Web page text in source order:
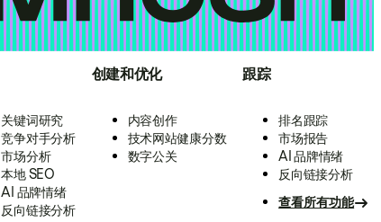
关键词研究
竞争对手分析
市场分析
本地 SEO
AI 品牌情绪
反向链接分析
创建和优化
内容创作
技术网站健康分数
数字公关
跟踪
排名跟踪
市场报告
AI 品牌情绪
反向链接分析
查看所有功能